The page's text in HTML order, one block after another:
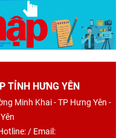
TỈNH HƯNG YÊN
Minh Khai - TP Hưng Yên -
/ Email: